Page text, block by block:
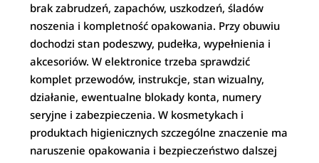
brak zabrudzeń, zapachów, uszkodzeń, śladów
noszenia i kompletność opakowania. Przy obuwiu
dochodzi stan podeszwy, pudełka, wypełnienia i
akcesoriów. W elektronice trzeba sprawdzić
komplet przewodów, instrukcje, stan wizualny,
działanie, ewentualne blokady konta, numery
seryjne i zabezpieczenia. W kosmetykach i
produktach higienicznych szczególne znaczenie ma
naruszenie opakowania i bezpieczeństwo dalszej